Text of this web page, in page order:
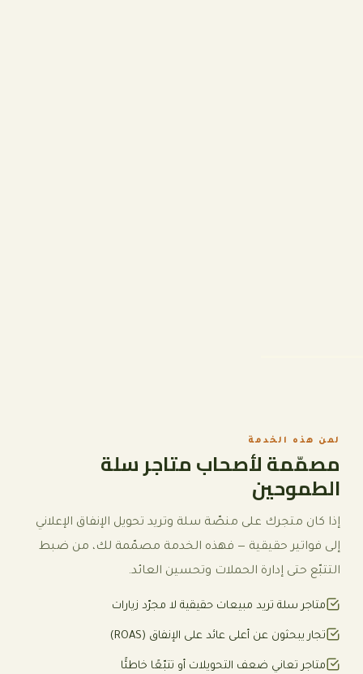
لمن هذه الخدمة
مصمّمة لأصحاب متاجر سلة
الطموحين
إذا كان متجرك على منصّة سلة وتريد تحويل الإنفاق الإعلاني
إلى فواتير حقيقية — فهذه الخدمة مصمّمة لك، من ضبط
التتبّع حتى إدارة الحملات وتحسين العائد.
متاجر سلة تريد مبيعات حقيقية لا مجرّد زيارات
تجار يبحثون عن أعلى عائد على الإنفاق (ROAS)
متاجر تعاني ضعف التحويلات أو تتبّعًا خاطئًا